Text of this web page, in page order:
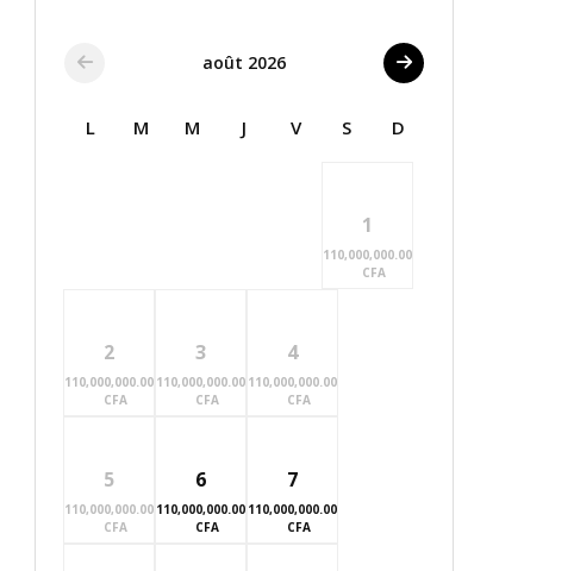
août 2026
L M M J V S D
1
110,000,000.00
CFA
2
110,000,000.00
CFA
3
110,000,000.00
CFA
4
110,000,000.00
CFA
5
110,000,000.00
CFA
6
110,000,000.00
CFA
7
110,000,000.00
CFA